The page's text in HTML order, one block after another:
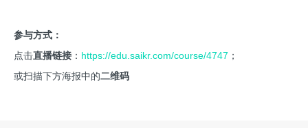
参与方式：
点击直播链接 ： https://edu.saikr.com/course/4747 ；
或扫描下方海报中的二维码